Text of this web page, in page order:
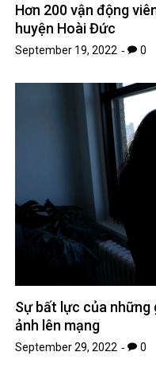
Hơn 200 vận động
huyện Hoài Đức
September 19, 2022 0
Sự bất lực của
ảnh lên mạng
September 29, 2022 0